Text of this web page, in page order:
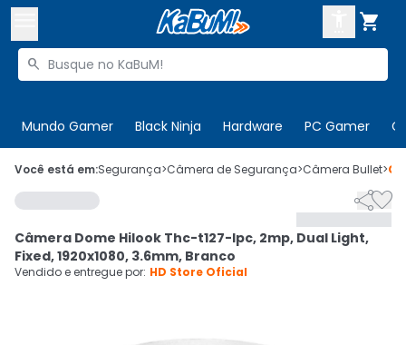

Buscar produtos

Mundo Gamer Black Ninja Hardware PC Gamer
 Olá. Acesse sua conta
 Departamentos
Cupons
CADASTRE-SE
Você está em:Segurança>Câmera de Segurança>Câmera Bullet>

Câmera Dome Hilook Thc-t127-lpc, 2mp, Dual Light,
Fixed, 1920x1080, 3.6mm, Branco
Vendido e entregue por: HD Store Oficial